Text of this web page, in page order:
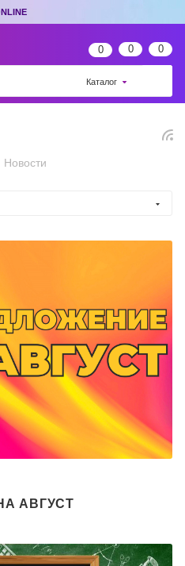
0 0 0
Каталог
Новости
АВГУСТ